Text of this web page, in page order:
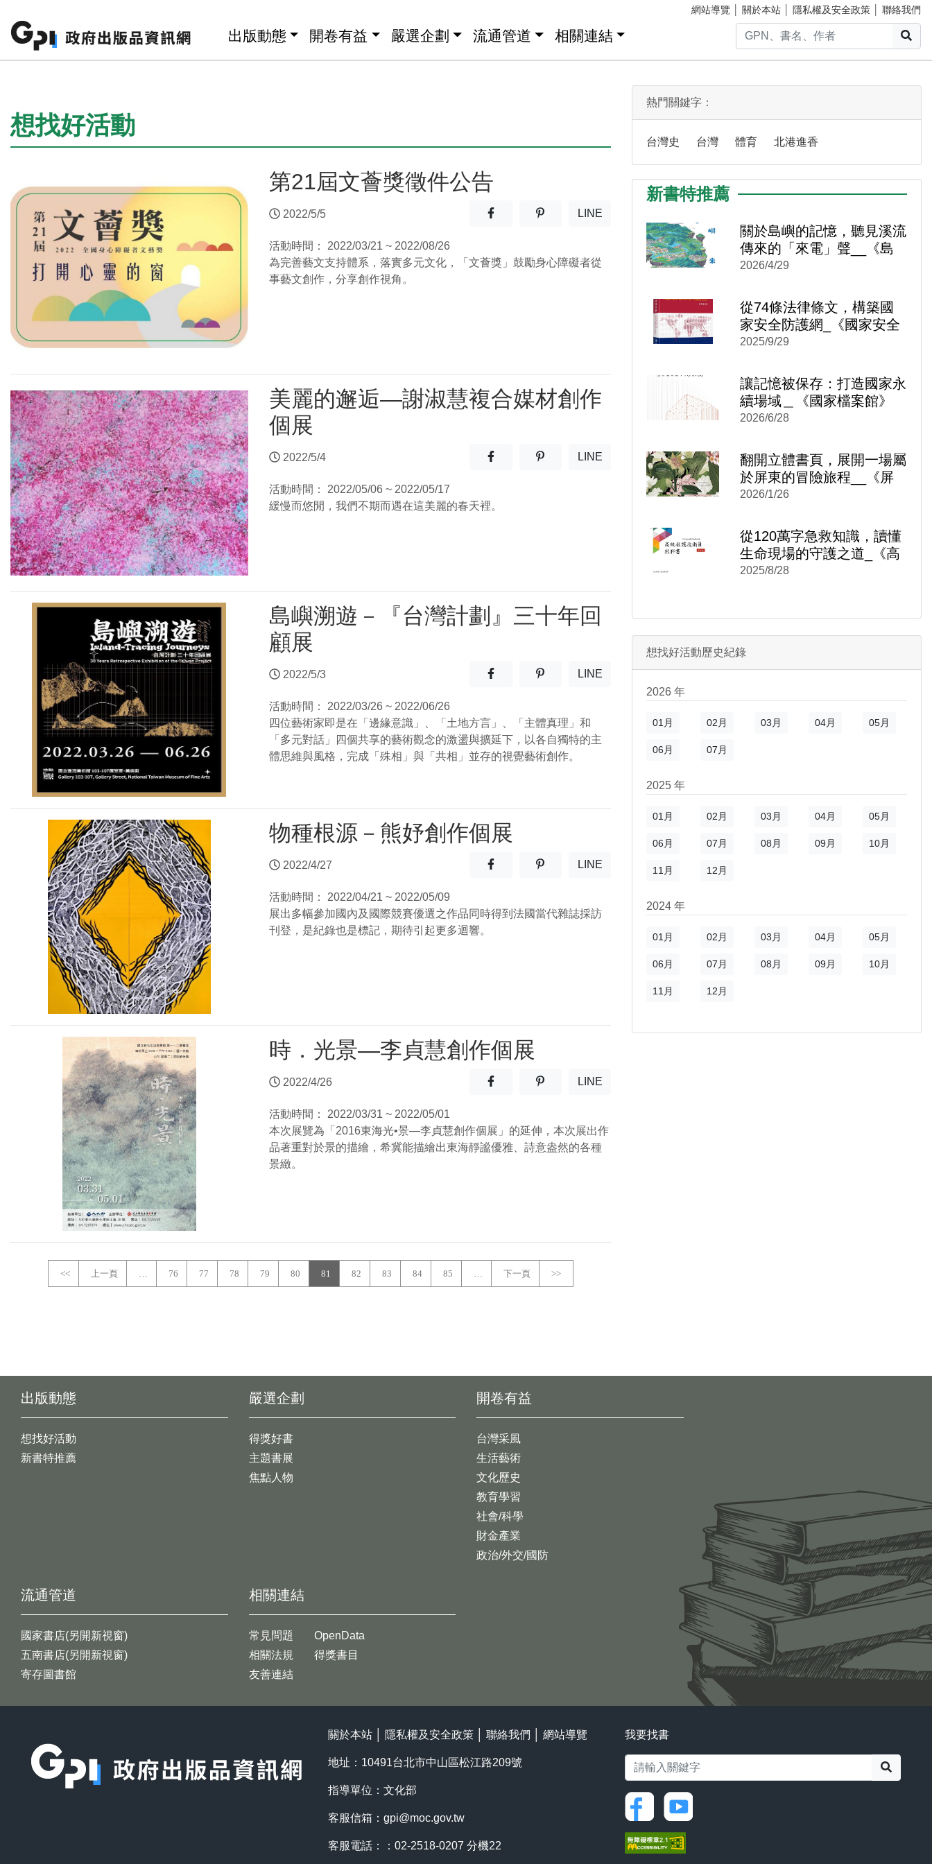
網站導覽 關於本站 隱私權及安全政策 聯絡我們
出版動態 開卷有益 嚴選企劃 流通管道 相關連結
想找好活動
第21屆文薈獎徵件公告
2022/5/5 分享至facebook(另開新視窗)
分享至噗浪(另開新視窗)
LINE
(另開新視窗)
活動時間：
2022/03/21 ~ 2022/08/26
為完善藝文支持體系，落實多元文化，「文薈獎」鼓勵身心障礙者從
事藝文創作，分享創作視角。
美麗的邂逅—謝淑慧複合媒材創作
個展
2022/5/4 分享至facebook(另開新視窗)
分享至噗浪(另開新視窗)
LINE
(另開新視窗)
活動時間：
2022/05/06 ~ 2022/05/17
緩慢而悠閒，我們不期而遇在這美麗的春天裡。
島嶼溯遊－『台灣計劃』三十年回
顧展
2022/5/3 分享至facebook(另開新視窗)
分享至噗浪(另開新視窗)
LINE
(另開新視窗)
活動時間：
2022/03/26 ~ 2022/06/26
四位藝術家即是在「邊緣意識」、「土地方言」、「主體真理」和
「多元對話」四個共享的藝術觀念的激盪與擴延下，以各自獨特的主
體思維與風格，完成「殊相」與「共相」並存的視覺藝術創作。
物種根源－熊妤創作個展
2022/4/27 分享至facebook(另開新視窗)
分享至噗浪(另開新視窗)
LINE
活動時間：
2022/04/21 ~ 2022/05/09
展出多幅參加國內及國際競賽優選之作品同時得到法國當代雜誌採訪
刊登，是紀錄也是標記，期待引起更多迴響。
時．光景—李貞慧創作個展
2022/4/26 分享至facebook(另開新視窗)
分享至噗浪(另開新視窗)
LINE
活動時間：
2022/03/31 ~ 2022/05/01
本次展覽為「2016東海光•景—李貞慧創作個展」的延伸，本次展出作
品著重對於景的描繪，希冀能描繪出東海靜謐優雅、詩意盎然的各種
景緻。
<< 上一頁 … 76 77 78 79 80 81 82 83 84 85 … 下一頁 >>
熱門關鍵字：
台灣史 台灣 體育 北港進香
新書特推薦
關於島嶼的記憶，聽見溪流
傳來的「來電」聲__《島
嶼來電：台灣水力發電時空
2026/4/29
從74條法律條文，構築國
家安全防護網_《國家安全
法 反滲透法 國家機密保護
2025/9/29
讓記憶被保存：打造國家永
續場域＿《國家檔案館》
2026/6/28
翻開立體書頁，展開一場屬
於屏東的冒險旅程__《屏
東實習中—穿越、解密與召
2026/1/26
從120萬字急救知識，讀懂
生命現場的守護之道_《高
級救護技術員教科書》
2025/8/28
想找好活動歷史紀錄
2026 年
01月 02月 03月 04月 05月
06月 07月
2025 年
01月 02月 03月 04月 05月
06月 07月 08月 09月 10月
11月 12月
2024 年
01月 02月 03月 04月 05月
06月 07月 08月 09月 10月
11月 12月
出版動態
想找好活動
新書特推薦
開卷有益
台灣采風
生活藝術
文化歷史
教育學習
社會/科學
財金產業
政治/外交/國防
嚴選企劃
得獎好書
主題書展
焦點人物
流通管道
國家書店(另開新視窗)
五南書店(另開新視窗)
寄存圖書館
相關連結
常見問題
相關法規
友善連結
OpenData
得獎書目
關於本站 隱私權及安全政策 聯絡我們 網站導覽
地址：10491台北市中山區松江路209號
指導單位：文化部
客服信箱： gpi@moc.gov.tw
客服電話：：02-2518-0207 分機22
我要找書